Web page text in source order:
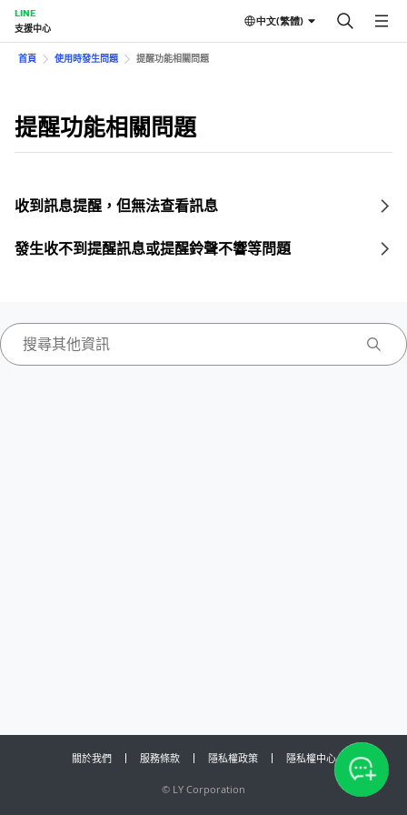
LINE
支援中心
中文(繁體)
首頁 使用時發生問題 提醒功能相關問題
提醒功能相關問題
收到訊息提醒，但無法查看訊息
發生收不到提醒訊息或提醒鈴聲不響等問題
關於我們 服務條款 隱私權政策 隱私權中心
© LY Corporation